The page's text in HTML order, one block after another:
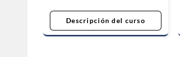
Descripción del curso